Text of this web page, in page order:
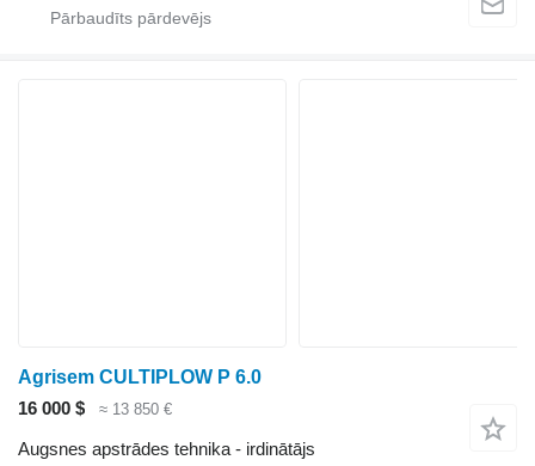
Agrisem CULTIPLOW P 6.0
16 000 $
≈ 13 850 €
Augsnes apstrādes tehnika - irdinātājs